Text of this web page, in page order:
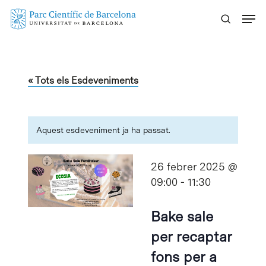
Skip
« Tots els Esdeveniments
Aquest esdeveniment ja ha passat.
26 febrer 2025 @
09:00- 11:30
Bake sale
per recaptar
fons per a